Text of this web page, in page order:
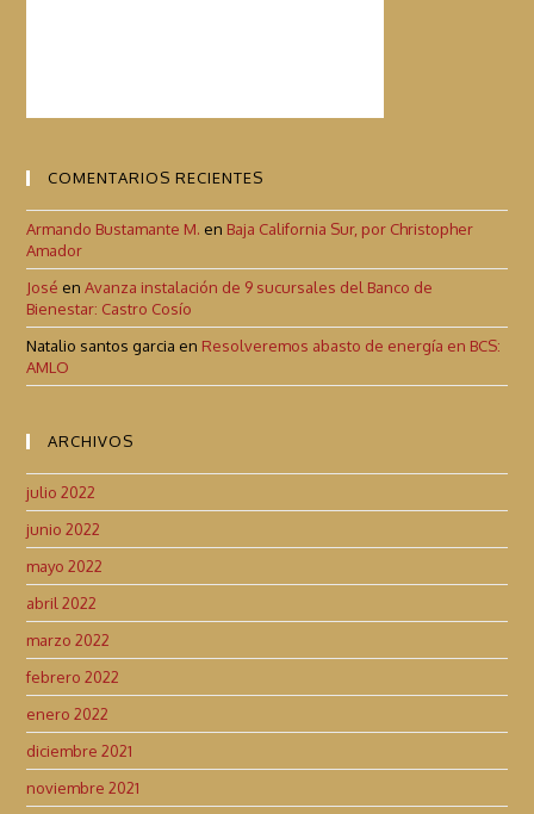
COMENTARIOS RECIENTES
Armando Bustamante M. en Baja California Sur, por Christopher
Amador
José enAvanza instalación de 9 sucursales del Banco de
Bienestar: Castro Cosío
Natalio santos garcia en Resolveremos abasto de energía en BCS:
AMLO
ARCHIVOS
julio 2022
junio 2022
mayo 2022
abril 2022
marzo 2022
febrero 2022
enero 2022
diciembre 2021
noviembre 2021